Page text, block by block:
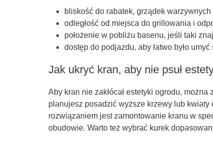
bliskość do rabatek, grządek
odległość od miejsca do grillowania i
położenie w pobliżu basenu, jeśli taki
dostęp do podjazdu, aby łatwo było umyć
Jak ukryć kran, aby nie psuł
Aby kran nie zakłócał estetyki ogrodu,
planujesz posadzić wyższe krzewy lub
rozwiązaniem jest zamontowanie kranu w
obudowie. Warto też wybrać kurek